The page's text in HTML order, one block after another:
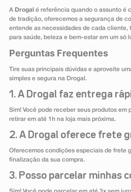
A Drogal é referência quando o assunto é
de tradição, oferecemos a segurança de
entende as necessidades de cada cliente,
para saúde, beleza e bem-estar em um só
Perguntas Frequentes
Tire suas principais dúvidas e aproveite
simples e segura na Drogal.
1. A Drogal faz entrega
Sim! Você pode receber seus produtos em
retirar em até 1h na loja mais próxima.
2. A Drogal oferece frete
Oferecemos condições especiais de frete
finalização da sua compra.
3. Posso parcelar minhas